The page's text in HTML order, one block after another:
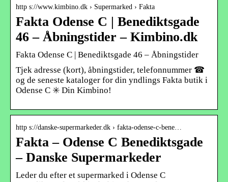
http s://www.kimbino.dk › Supermarked › Fakta
Fakta Odense C | Benediktsgade
46 – Åbningstider – Kimbino.dk
Fakta Odense C | Benediktsgade 46 – Åbningstider
Tjek adresse (kort), åbningstider, telefonnummer ☎
og de seneste kataloger for din yndlings Fakta butik i
Odense C ✳️ Din Kimbino!
http s://danske-supermarkeder.dk › fakta-odense-c-bene…
Fakta – Odense C Benediktsgade
– Danske Supermarkeder
Leder du efter et supermarked i Odense C